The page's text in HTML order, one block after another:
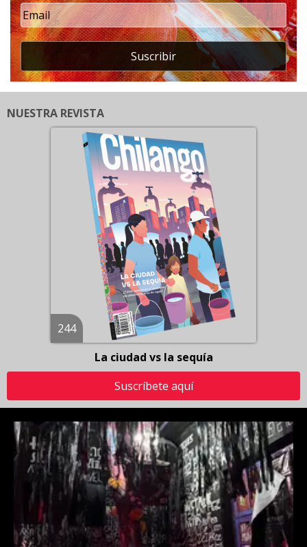
Suscribir
NUESTRA REVISTA
244
La ciudad vs la sequía
Suscríbete aquí